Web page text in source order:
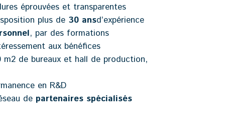
éprouvées et transparentes
plus de 30 ansd’expérience
, par des formations
aux bénéfices
m2 de bureaux et hall de production,
en R&D
de partenaires spécialisés